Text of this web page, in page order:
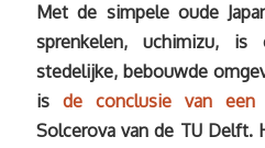
Met de simpele oude
sprenkelen, uchimizu,
stedelijke, bebouwde
is de conclusie van een
Solcerova van de TU